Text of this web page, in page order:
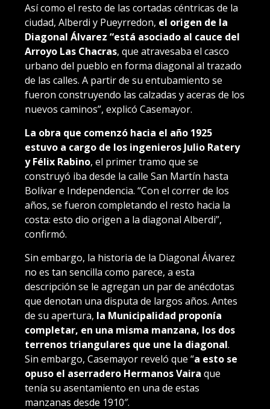
Así como el resto de las cortadas céntricas de la
ciudad, Alberdi y Pueyrredon, el origen de la
Diagonal Álvarez “está asociado al cauce del
Arroyo Las Chacras, que atravesaba el casco
urbano del pueblo en forma diagonal al trazado
de las calles. A partir de su entubamiento se
fueron construyendo las calzadas y aceras de los
nuevos caminos”, explicó Casemayor.
La obra que comenzó hacia el año 1925
estuvo a cargo de los ingenieros Julio Ratery
y Félix Rabino, el primer tramo que se
construyó iba desde la calle San Martín hasta
Bolívar e Independencia. “Con el correr de los
años, se fueron completando el resto hacia la
costa: esto dio origen a la diagonal Alberdi”,
confirmó.
Sin embargo, la historia de la Diagonal Álvarez
no es tan sencilla como parece, a esta
descripción se le agregan un par de anécdotas
que denotan una disputa de largos años. Antes
de su apertura, la Municipalidad proponía
completar, en una misma manzana, los dos
terrenos triangulares que une la diagonal.
Sin embargo, Casemayor reveló que “a esto se
opuso el aserradero Hermanos Vaira que
tenía su asentamiento en una de estas
manzanas desde 1910″.